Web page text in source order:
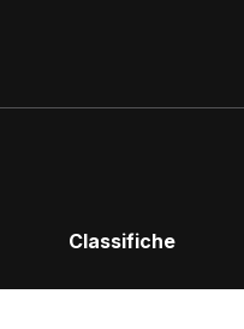
Classifiche